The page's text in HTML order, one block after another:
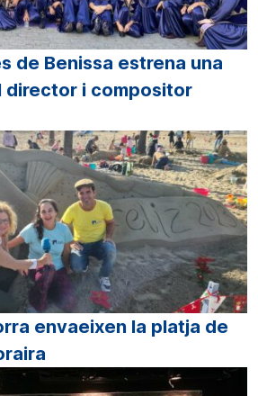
de Benissa estrena una
director i compositor
envaeixen la platja de